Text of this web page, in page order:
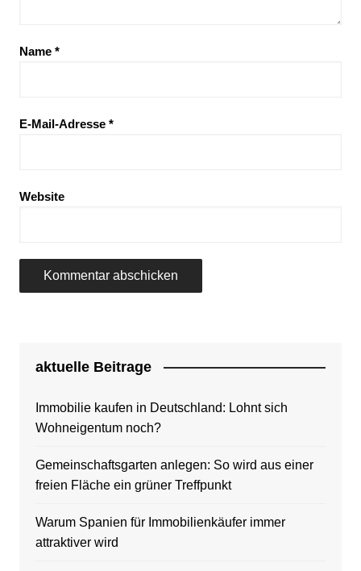
Name *
E-Mail-Adresse *
Website
aktuelle Beitrage
Immobilie kaufen in Deutschland: Lohnt sich
Wohneigentum noch?
Gemeinschaftsgarten anlegen: So wird aus einer
freien Fläche ein grüner Treffpunkt
Warum Spanien für Immobilienkäufer immer
attraktiver wird